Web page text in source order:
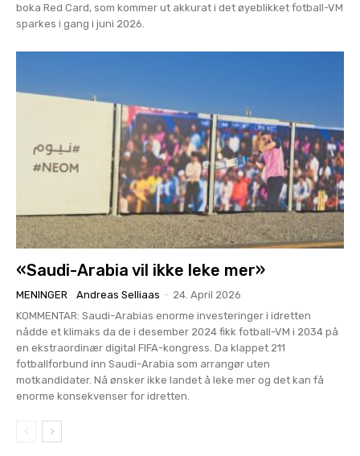
boka Red Card, som kommer ut akkurat i det øyeblikket fotball-VM
sparkes i gang i juni 2026.
«Saudi-Arabia vil ikke leke mer»
MENINGER Andreas Selliaas - 24. April 2026
KOMMENTAR: Saudi-Arabias enorme investeringer i idretten
nådde et klimaks da de i desember 2024 fikk fotball-VM i 2034 på
en ekstraordinær digital FIFA-kongress. Da klappet 211
fotballforbund inn Saudi-Arabia som arrangør uten
motkandidater. Nå ønsker ikke landet å leke mer og det kan få
enorme konsekvenser for idretten.